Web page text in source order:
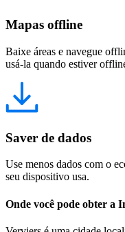
Mapas offline
Baixe áreas e navegue
usá-la quando estiver
Saver de dados
Use menos dados com o
seu dispositivo usa.
Onde você pode obter a